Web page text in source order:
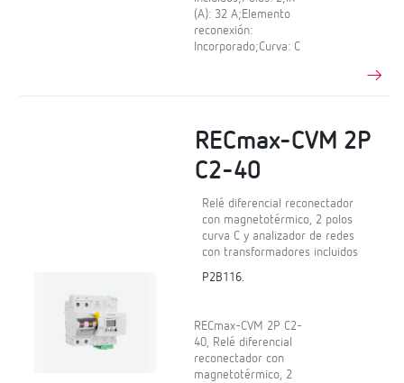
(A): 32 A;Elemento
reconexión:
Incorporado;Curva: C
RECmax-CVM 2P
C2-40
Relé diferencial reconectador
con magnetotérmico, 2 polos
curva C y analizador de redes
con transformadores incluidos
P2B116.
RECmax-CVM 2P C2-
40, Relé diferencial
reconectador con
magnetotérmico, 2